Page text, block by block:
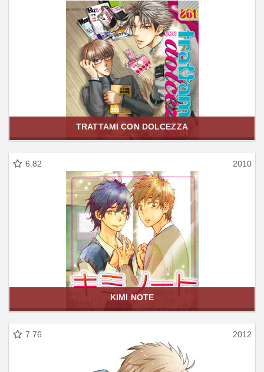
TRATTAMI CON DOLCEZZA
6.82 2010
KIMI NOTE
7.76 2012